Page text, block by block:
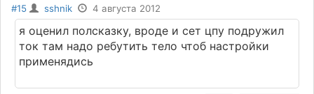
#15 sshnik 4 августа 2012
я оценил полсказку, вроде и сет цпу подружил
ток там надо ребутить тело чтоб настройки
применядись